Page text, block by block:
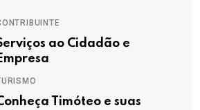
ao Cidadão e
Timóteo e suas